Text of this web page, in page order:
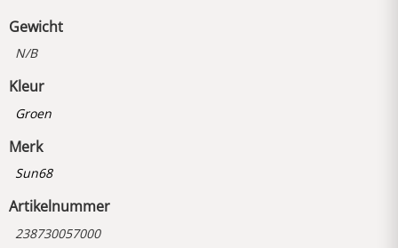
Gewicht
N/B
Kleur
Groen
Merk
Sun68
Artikelnummer
238730057000